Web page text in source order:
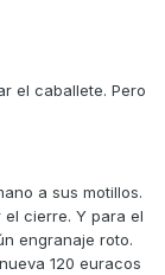
el caballete. Pero
a sus motillos.
cierre. Y para el
engranaje roto.
120 euracos